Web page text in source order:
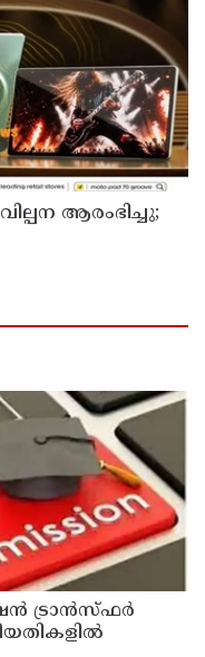
ആരംഭിച്ചു;
ട്രാൻസ്ഫർ